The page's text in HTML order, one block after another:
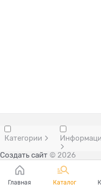
Категории
Создать сайт © 2026
Главная Каталог